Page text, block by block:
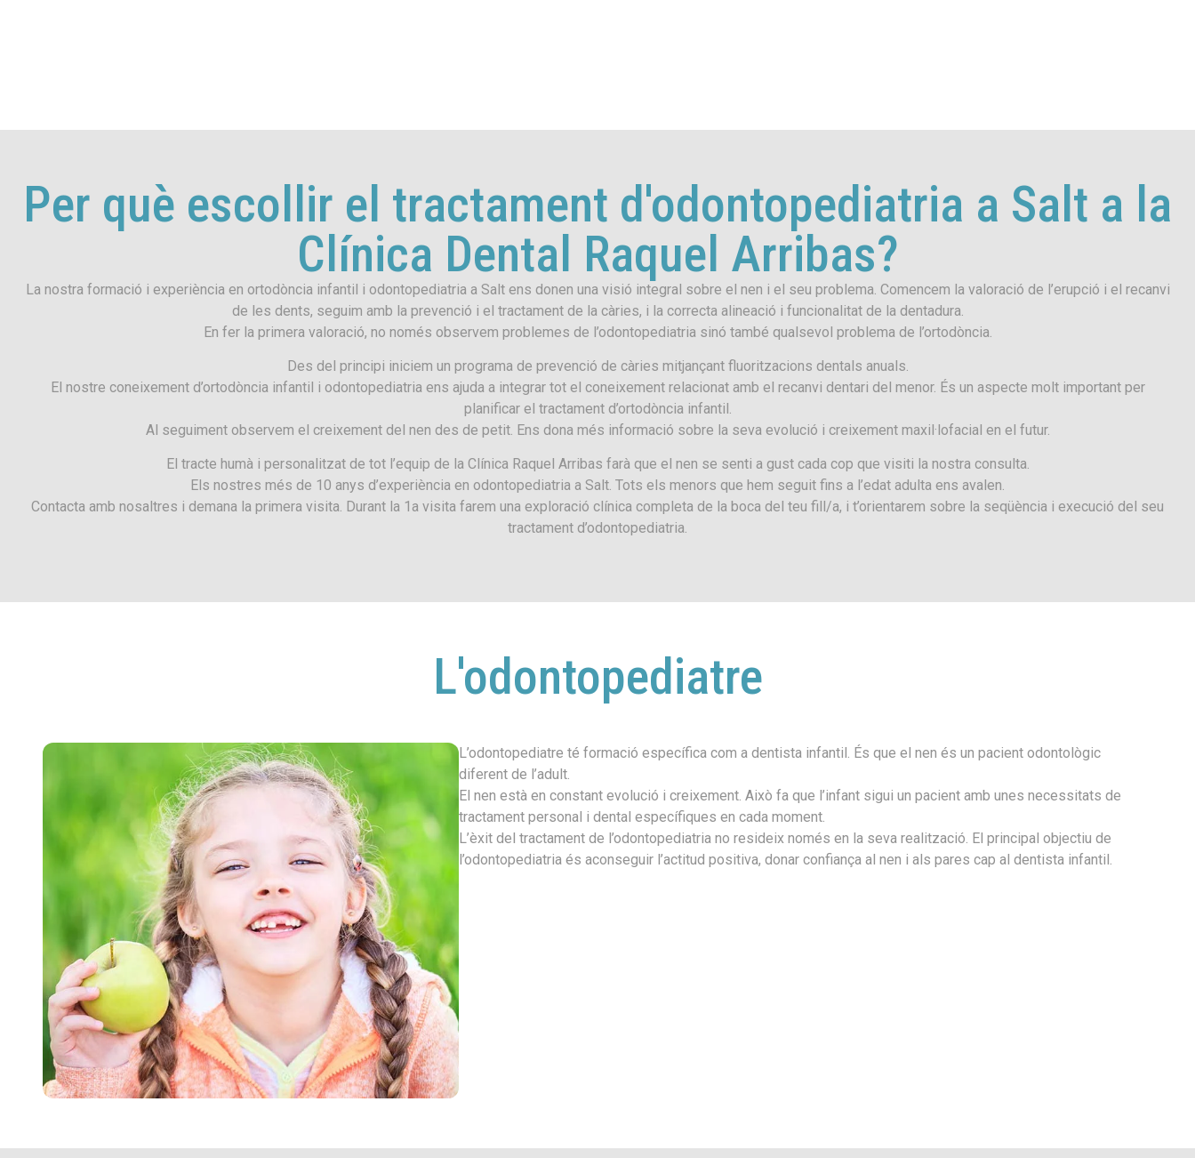
Per què escollir el tractament d'odontopediatria a Salt a la
Clínica Dental Raquel Arribas?
La nostra formació i experiència en ortodòncia infantil i odontopediatria a Salt ens donen una visió integral sobre el nen i el seu problema. Comencem la valoració de l’erupció i el recanvi
de les dents, seguim amb la prevenció i el tractament de la càries, i la correcta alineació i funcionalitat de la dentadura.
En fer la primera valoració, no només observem problemes de l’odontopediatria sinó també qualsevol problema de l’ortodòncia.
Des del principi iniciem un programa de prevenció de càries mitjançant fluoritzacions dentals anuals.
El nostre coneixement d’ortodòncia infantil i odontopediatria ens ajuda a integrar tot el coneixement relacionat amb el recanvi dentari del menor. És un aspecte molt important per
planificar el tractament d’ortodòncia infantil.
Al seguiment observem el creixement del nen des de petit. Ens dona més informació sobre la seva evolució i creixement maxil·lofacial en el futur.
El tracte humà i personalitzat de tot l’equip de la Clínica Raquel Arribas farà que el nen se senti a gust cada cop que visiti la nostra consulta.
Els nostres més de 10 anys d’experiència en odontopediatria a Salt. Tots els menors que hem seguit fins a l’edat adulta ens avalen.
Contacta amb nosaltres i demana la primera visita. Durant la 1a visita farem una exploració clínica completa de la boca del teu fill/a, i t’orientarem sobre la seqüència i execució del seu
tractament d’odontopediatria.
L'odontopediatre
L’odontopediatre té formació específica com a dentista infantil. És que el nen és un pacient odontològic
diferent de l’adult.
El nen està en constant evolució i creixement. Això fa que l’infant sigui un pacient amb unes necessitats de
tractament personal i dental específiques en cada moment.
L’èxit del tractament de l’odontopediatria no resideix només en la seva realització. El principal objectiu de
l’odontopediatria és aconseguir l’actitud positiva, donar confiança al nen i als pares cap al dentista infantil.